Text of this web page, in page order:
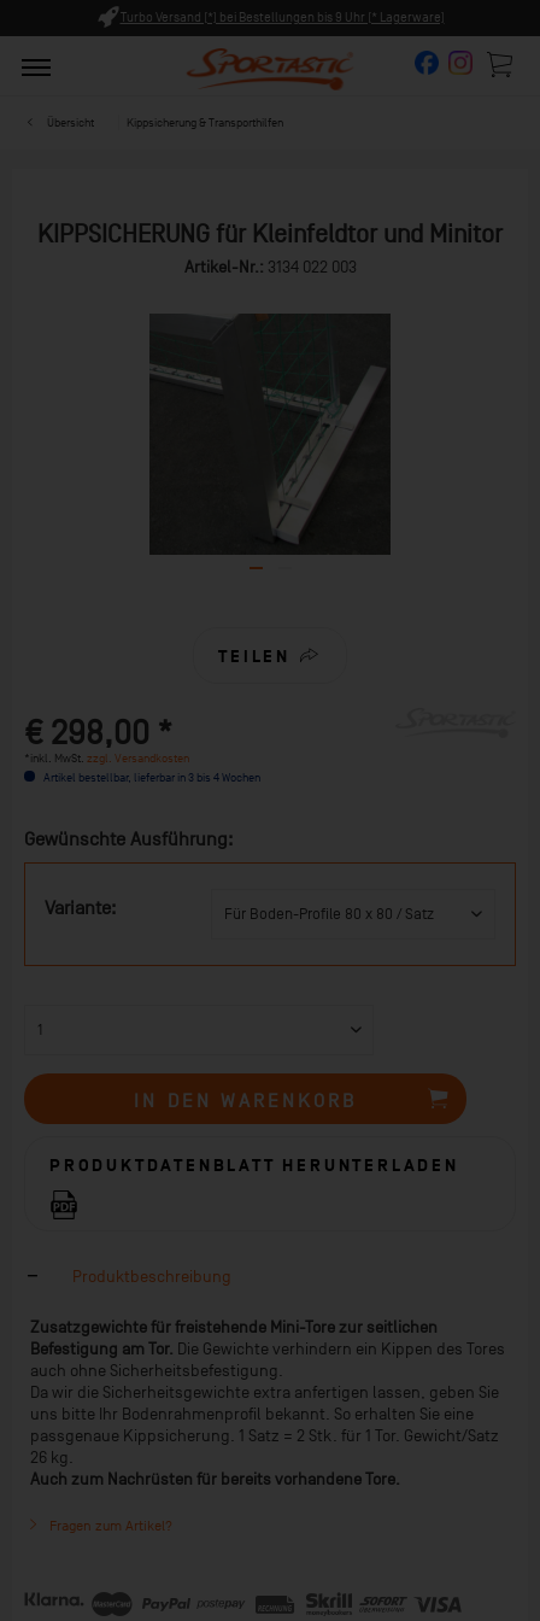
bis 9 Uhr (* Lagerware) Persönliche Beratung ab 8:00 Uhr
Übersicht Kippsicherung & Transporthilfen
KIPPSICHERUNG für Kleinfeldtor und Minitor
Artikel-Nr.: 3134 022 003
TEILEN
€ 298,00 *
*inkl. MwSt. zzgl. Versandkosten
Artikel bestellbar, lieferbar in 3 bis 4 Wochen
Gewünschte Ausführung:
Variante:
IN DEN WARENKORB
PRODUKTDATENBLATT HERUNTERLADEN
Produktbeschreibung
Zusatzgewichte für freistehende Mini-Tore zur seitlichen
Befestigung am Tor. Die Gewichte verhindern ein Kippen des Tores
auch ohne Sicherheitsbefestigung.
Da wir die Sicherheitsgewichte extra anfertigen lassen, geben Sie
uns bitte Ihr Bodenrahmenprofil bekannt. So erhalten Sie eine
passgenaue Kippsicherung. 1 Satz = 2 Stk. für 1 Tor. Gewicht/Satz
26 kg.
Auch zum Nachrüsten für bereits vorhandene Tore.
Fragen zum Artikel?